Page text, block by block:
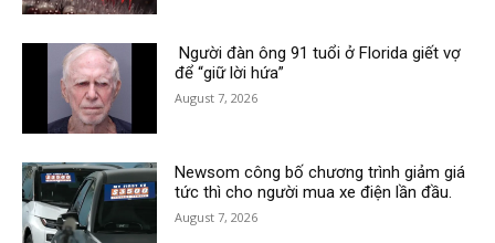
Người đàn ông 91 tuổi ở Florida giết vợ
để “giữ lời hứa”
August 7, 2026
Newsom công bố chương trình giảm giá
tức thì cho người mua xe điện lần đầu.
August 7, 2026